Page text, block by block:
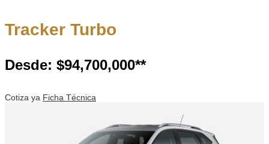
Tracker Turbo
Desde: $94,700,000**
Cotiza ya Ficha Técnica